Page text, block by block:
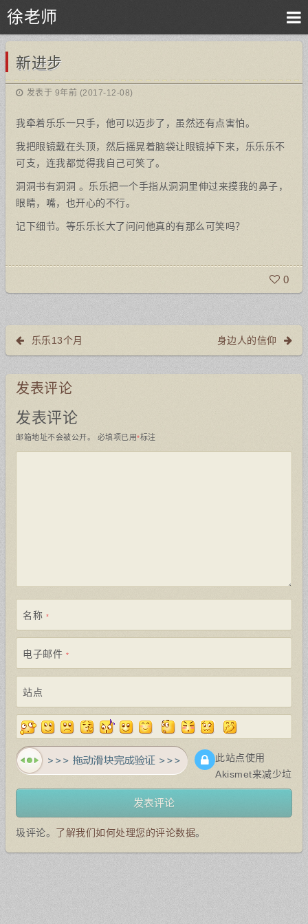
徐老师
新进步
发表于 9年前 (2017-12-08)
我牵着乐乐一只手，他可以迈步了，虽然还有点害怕。
我把眼镜戴在头顶，然后摇晃着脑袋让眼镜掉下来，乐乐乐不
可支，连我都觉得我自己可笑了。
洞洞书有洞洞 。乐乐把一个手指从洞洞里伸过来摸我的鼻子，
眼睛，嘴，也开心的不行。
记下细节。等乐乐长大了问问他真的有那么可笑吗？
0
乐乐13个月 身边人的信仰
发表评论
发表评论
邮箱地址不会被公开。 必填项已用*标注
名称 *
电子邮件 *
站点
此站点使用
Akismet来减少垃
圾评论。 了解我们如何处理您的评论数据。